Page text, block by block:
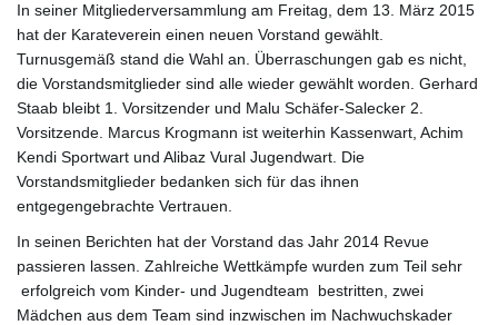
l
e
In seiner Mitgliederversammlung am Freitag, dem 13. März 2015
hat der Karateverein einen neuen Vorstand gewählt.
Turnusgemäß stand die Wahl an. Überraschungen gab es nicht,
die Vorstandsmitglieder sind alle wieder gewählt worden. Gerhard
Staab bleibt 1. Vorsitzender und Malu Schäfer-Salecker 2.
Vorsitzende. Marcus Krogmann ist weiterhin Kassenwart, Achim
Kendi Sportwart und Alibaz Vural Jugendwart. Die
Vorstandsmitglieder bedanken sich für das ihnen
entgegengebrachte Vertrauen.
In seinen Berichten hat der Vorstand das Jahr 2014 Revue
passieren lassen. Zahlreiche Wettkämpfe wurden zum Teil sehr
erfolgreich vom Kinder- und Jugendteam bestritten, zwei
Mädchen aus dem Team sind inzwischen im Nachwuchskader